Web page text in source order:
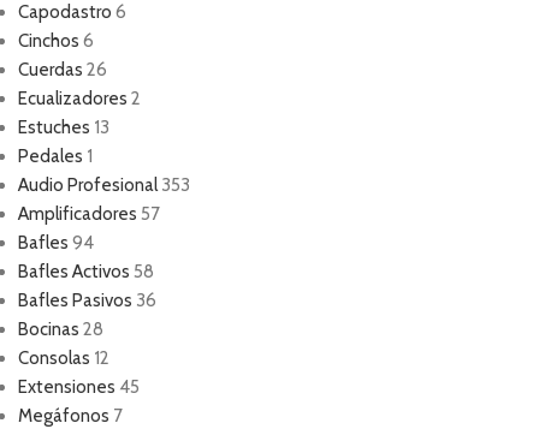
Capodastro 6
Cinchos 6
Cuerdas 26
Ecualizadores 2
Estuches 13
Pedales 1
Audio Profesional 353
Amplificadores 57
Bafles 94
Bafles Activos 58
Bafles Pasivos 36
Bocinas 28
Consolas 12
Extensiones 45
Megáfonos 7